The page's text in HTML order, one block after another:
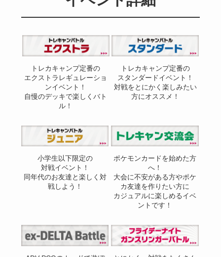
トレカキャンプ定番の
エクストラレギュレーショ
ンイベント！
自慢のデッキで楽しくバト
ル！
トレカキャンプ定番の
スタンダードイベント！
対戦をとにかく楽しみたい
方にオススメ！
小学生以下限定の
対戦イベント！
同年代のお友達と楽しく対
戦しよう！
ポケモンカードを始めた方
へ！
大会に不安がある方やポケ
カ友達を作りたい方に
カジュアルに楽しめるイベ
ントです！